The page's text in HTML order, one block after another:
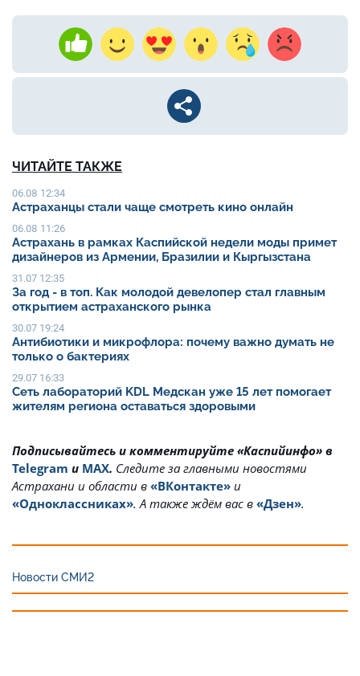
ЧИТАЙТЕ ТАКЖЕ
06.08 12:34
Астраханцы стали чаще смотреть кино онлайн
06.08 11:26
Астрахань в рамках Каспийской недели моды примет
дизайнеров из Армении, Бразилии и Кыргызстана
31.07 12:35
За год - в топ. Как молодой девелопер стал главным
открытием астраханского рынка
30.07 19:24
Антибиотики и микрофлора: почему важно думать не
только о бактериях
29.07 16:33
Сеть лабораторий KDL Медскан уже 15 лет помогает
жителям региона оставаться здоровыми
Подписывайтесь и комментируйте «Каспийинфо» в
Telegram и MAX. Cледите за главными новостями
Астрахани и области в «ВКонтакте» и
«Одноклассниках». А также ждём вас в «Дзен».
Новости СМИ2